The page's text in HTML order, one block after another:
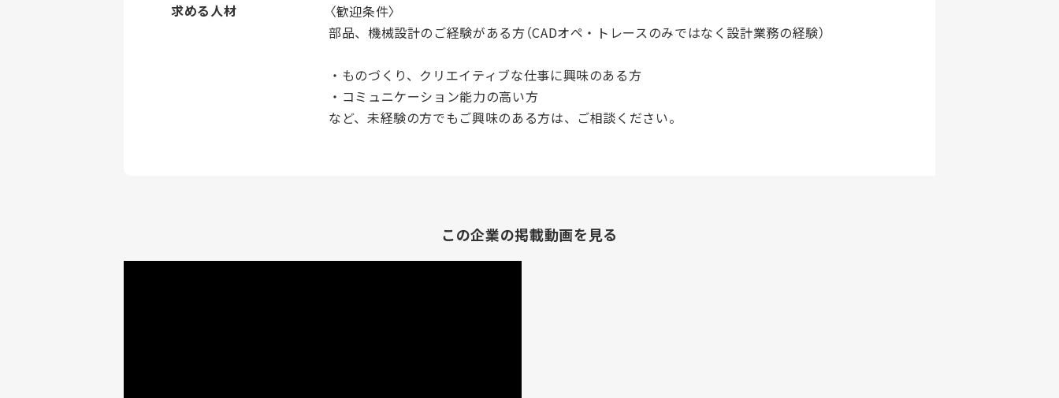
求める人材
〈歓迎条件〉
部品、機械設計のご経験がある方（CADオペ・トレースのみではなく設計業務の経験）
・ものづくり、クリエイティブな仕事に興味のある方
・コミュニケーション能力の高い方
など、未経験の方でもご興味のある方は、ご相談ください。
この企業の掲載動画を見る